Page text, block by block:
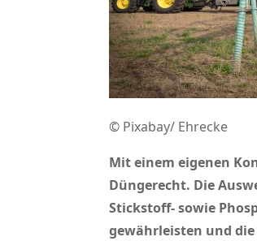
© Pixabay/ Ehrecke
Mit einem eigenen
Düngerecht. Die
Stickstoff- sowie
gewährleisten und